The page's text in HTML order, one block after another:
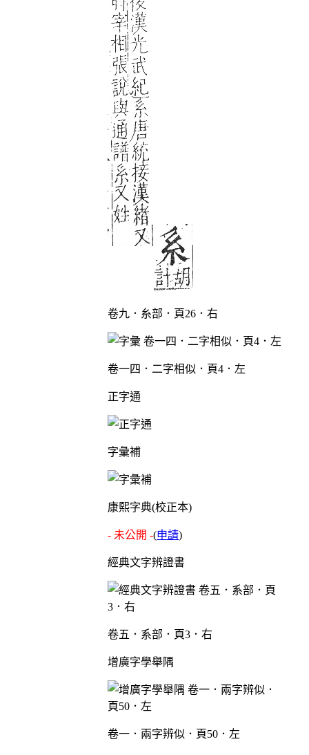
卷九．糸部．頁26．右
卷一四．二字相似．頁4．左
正字通
字彙補
康熙字典(校正本)
- 未公開 -(申請)
經典文字辨證書
卷五．系部．頁3．右
增廣字學舉隅
卷一．兩字辨似．頁50．左